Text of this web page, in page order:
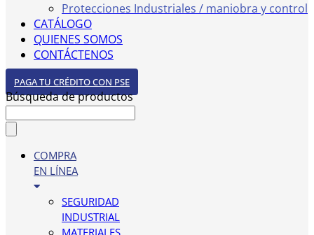
Protecciones Industriales / maniobra y control
CATÁLOGO
QUIENES SOMOS
CONTÁCTENOS
PAGA TU CRÉDITO CON PSE
Búsqueda de productos
COMPRA
EN LÍNEA
SEGURIDAD
INDUSTRIAL
MATERIALES